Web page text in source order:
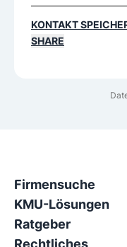
KONTAKT
SHARE
Firmensuche
KMU-Lösungen
Ratgeber
Rechtliches